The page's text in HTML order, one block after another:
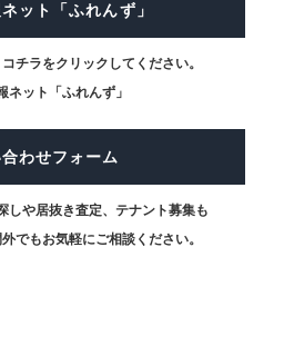
ット「ふれんず」
チラをクリックしてください。
ネット「ふれんず」
わせフォーム
しや居抜き査定、テナント募集も
でもお気軽にご相談ください。